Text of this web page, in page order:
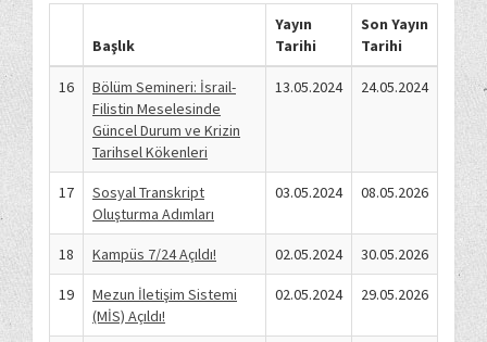
Başlık
Yayın
Tarihi
Son Yayın
Tarihi
16
Bölüm Semineri: İsrail-
Filistin Meselesinde
Güncel Durum ve Krizin
Tarihsel Kökenleri
13.05.2024 24.05.2024
17
Sosyal Transkript
Oluşturma Adımları
03.05.2024 08.05.2026
18 Kampüs 7/24 Açıldı! 02.05.2024 30.05.2026
19
Mezun İletişim Sistemi
(MİS) Açıldı!
02.05.2024 29.05.2026